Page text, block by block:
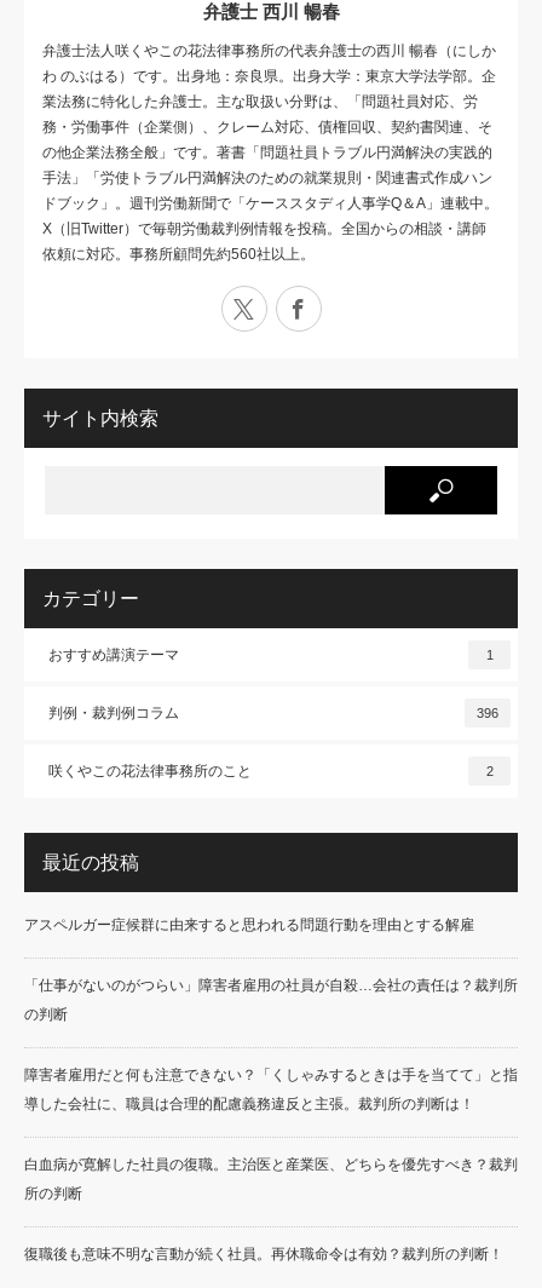
弁護士 西川 暢春
弁護士法人咲くやこの花法律事務所の代表弁護士の西川 暢春（にしか
わ のぶはる）です。出身地：奈良県。出身大学：東京大学法学部。企
業法務に特化した弁護士。主な取扱い分野は、「問題社員対応、労
務・労働事件（企業側）、クレーム対応、債権回収、契約書関連、そ
の他企業法務全般」です。著書「問題社員トラブル円満解決の実践的
手法」「労使トラブル円満解決のための就業規則・関連書式作成ハン
ドブック」。週刊労働新聞で「ケーススタディ人事学Q＆A」連載中。
X（旧Twitter）で毎朝労働裁判例情報を投稿。全国からの相談・講師
依頼に対応。事務所顧問先約560社以上。
X Facebook
サイト内検索
カテゴリー
おすすめ講演テーマ 1
判例・裁判例コラム 396
咲くやこの花法律事務所のこと 2
最近の投稿
アスペルガー症候群に由来すると思われる問題行動を理由とする解雇
「仕事がないのがつらい」障害者雇用の社員が自殺…会社の責任は？裁判所
の判断
障害者雇用だと何も注意できない？「くしゃみするときは手を当てて」と指
導した会社に、職員は合理的配慮義務違反と主張。裁判所の判断は！
白血病が寛解した社員の復職。主治医と産業医、どちらを優先すべき？裁判
所の判断
復職後も意味不明な言動が続く社員。再休職命令は有効？裁判所の判断！